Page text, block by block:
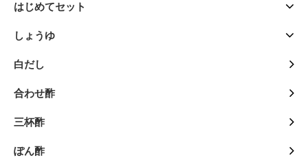
はじめてセット
しょうゆ
白だし
合わせ酢
三杯酢
ぽん酢